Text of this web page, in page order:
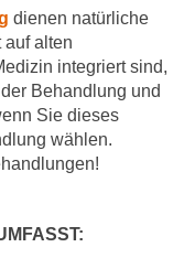
dienen natürliche
auf alten
integriert sind,
Behandlung und
Sie dieses
wählen.